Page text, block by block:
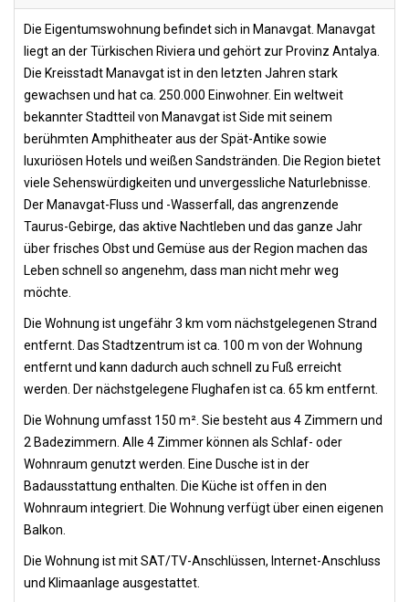
Die Eigentumswohnung befindet sich in Manavgat. Manavgat
liegt an der Türkischen Riviera und gehört zur Provinz Antalya.
Die Kreisstadt Manavgat ist in den letzten Jahren stark
gewachsen und hat ca. 250.000 Einwohner. Ein weltweit
bekannter Stadtteil von Manavgat ist Side mit seinem
berühmten Amphitheater aus der Spät-Antike sowie
luxuriösen Hotels und weißen Sandstränden. Die Region bietet
viele Sehenswürdigkeiten und unvergessliche Naturlebnisse.
Der Manavgat-Fluss und -Wasserfall, das angrenzende
Taurus-Gebirge, das aktive Nachtleben und das ganze Jahr
über frisches Obst und Gemüse aus der Region machen das
Leben schnell so angenehm, dass man nicht mehr weg
möchte.
Die Wohnung ist ungefähr 3 km vom nächstgelegenen Strand
entfernt. Das Stadtzentrum ist ca. 100 m von der Wohnung
entfernt und kann dadurch auch schnell zu Fuß erreicht
werden. Der nächstgelegene Flughafen ist ca. 65 km entfernt.
Die Wohnung umfasst 150 m². Sie besteht aus 4 Zimmern und
2 Badezimmern. Alle 4 Zimmer können als Schlaf- oder
Wohnraum genutzt werden. Eine Dusche ist in der
Badausstattung enthalten. Die Küche ist offen in den
Wohnraum integriert. Die Wohnung verfügt über einen eigenen
Balkon.
Die Wohnung ist mit SAT/TV-Anschlüssen, Internet-Anschluss
und Klimaanlage ausgestattet.